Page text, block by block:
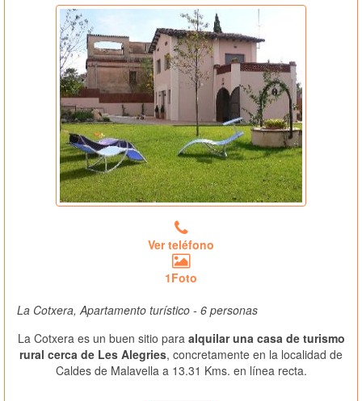
Ver teléfono
1Foto
La Cotxera, Apartamento turístico - 6 personas
La Cotxera es un buen sitio para alquilar una casa de turismo
rural cerca de Les Alegries, concretamente en la localidad de
Caldes de Malavella a 13.31 Kms. en línea recta.